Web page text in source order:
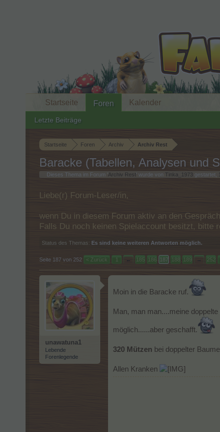
Startseite Foren Archiv Archiv Rest
Baracke (Tabellen, Analysen und
Dieses Thema im Forum ' Archiv Rest ' wurde von Tinka_1973 gestartet,
Liebe(r) Forum-Leser/in,
wenn Du in diesem Forum aktiv an den
Falls Du noch keinen Spielaccount besitzt, bitte
Status des Themas: Es sind keine weiteren Antworten möglich.
Seite 187 von 252 < Zurück 1 ← 185 186 187 188 189 → 252
unawatuna1
Lebende
Forenlegende
Moin in die Baracke ruf.
Man, man man....meine
möglich......aber geschafft.
320 Mützen bei doppelter
Allen Kranken
Startseite Foren
Letzte Beiträge
Kalender